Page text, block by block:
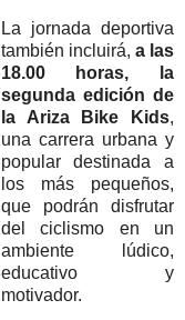
La jornada deportiva
también incluirá, a las
18.00 horas, la
segunda edición de
la Ariza Bike Kids,
una carrera urbana y
popular destinada a
los más pequeños,
que podrán disfrutar
del ciclismo en un
ambiente lúdico,
educativo y
motivador.